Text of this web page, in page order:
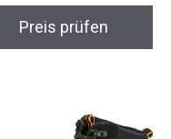
Preis prüfen